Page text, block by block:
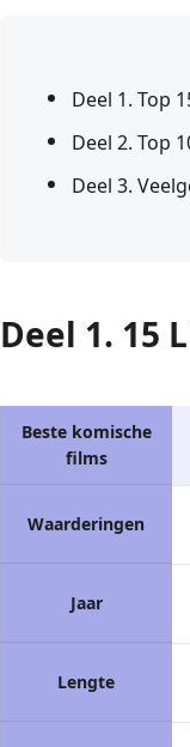
Deel 1. Top
Deel 2. Top
Deel 3.
Deel 1. 15
Beste komische
films
Waarderingen
Jaar
Lengte